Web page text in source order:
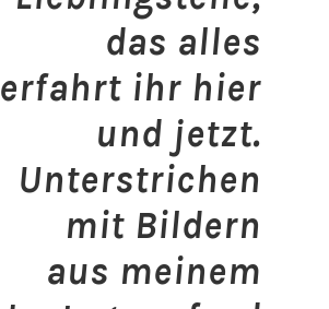
das alles
erfahrt ihr hier
und jetzt.
Unterstrichen
mit Bildern
aus meinem